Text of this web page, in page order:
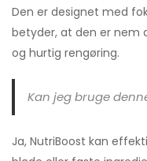
Den er designet med
betyder, at den er nem
og hurtig rengøring.
Kan jeg bruge
Ja, NutriBoost kan